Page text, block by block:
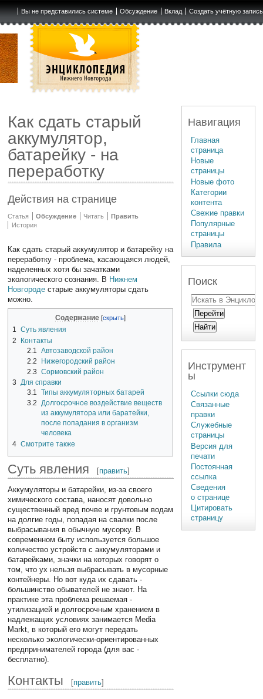
Вы не представились системе Обсуждение Вклад Создать учётную запись
Как сдать старый
аккумулятор,
батарейку - на
переработку
Действия на странице
Статья Обсуждение Читать
Править
История
Как сдать старый аккумулятор и батарейку на
переработку - проблема, касающаяся людей,
наделенных хотя бы зачатками
экологического сознания. В Нижнем
Новгороде старые аккумуляторы сдать
можно.
Содержание
1
Суть явления
2
Контакты
2.1
Автозаводской район
2.2
Нижегородский район
2.3 Сормовский район
3
Для справки
3.1 Типы аккумуляторных батарей
3.2 Долгосрочное воздействие веществ
из аккумулятора или баратейки,
после попадания в организм
человека
4 Смотрите также
Суть явления [править]
Аккумуляторы и батарейки, из-за своего
химического состава, наносят довольно
существенный вред почве и грунтовым водам
на долгие годы, попадая на свалки после
выбрасывания в обычную мусорку. В
современном быту используется большое
количество устройств с аккумуляторами и
батарейками, значки на которых говорят о
том, что ух нельзя выбрасывать в мусорные
контейнеры. Но вот куда их сдавать -
большинство обывателей не знают. На
практике эта проблема решаемая -
утилизацией и долгосрочным хранением в
надлежащих условиях занимается Media
Markt, в который его могут передать
несколько экологически-ориентированных
предпринимателей города (для вас -
бесплатно).
Контакты [править]
Навигация
Главная
страница
Новые
страницы
Новые фото
Категории
контента
Свежие правки
Популярные
страницы
Правила
Поиск
Инструмент
ы
Ссылки сюда
Связанные
правки
Служебные
страницы
Версия для
печати
Постоянная
ссылка
Сведения
о странице
Цитировать
страницу